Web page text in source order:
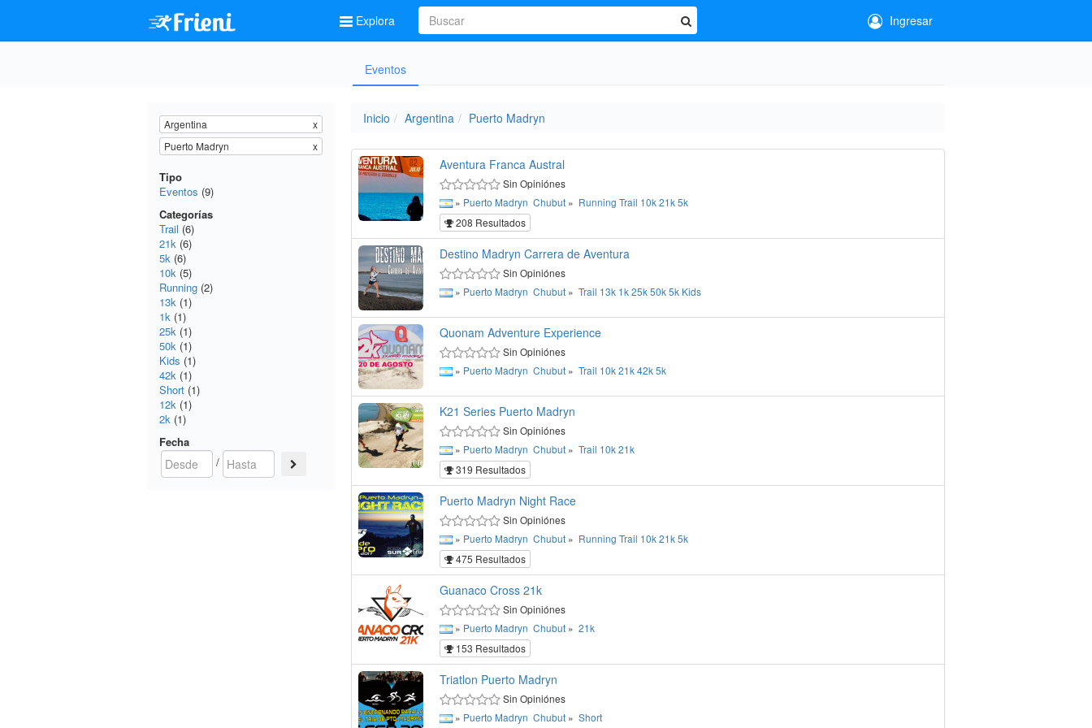
Explora Ingresar
Eventos
Argentina
x
Puerto Madryn
x
Tipo
Eventos (9)
Categorías
Trail (6)
21k (6)
5k (6)
10k (5)
Running (2)
13k (1)
1k (1)
25k (1)
50k (1)
Kids (1)
42k (1)
Short (1)
12k (1)
2k (1)
Fecha
/
Inicio Argentina Puerto Madryn
Aventura Franca Austral
Sin Opiniónes
» Puerto Madryn Chubut» Running Trail 10k 21k 5k
208 Resultados
Destino Madryn Carrera de Aventura
Sin Opiniónes
» Puerto Madryn Chubut» Trail 13k 1k 25k 50k 5k Kids
Quonam Adventure Experience
Sin Opiniónes
» Puerto Madryn Chubut» Trail 10k 21k 42k 5k
K21 Series Puerto Madryn
Sin Opiniónes
» Puerto Madryn Chubut» Trail 10k 21k
319 Resultados
Puerto Madryn Night Race
Sin Opiniónes
» Puerto Madryn Chubut» Running Trail 10k 21k 5k
475 Resultados
Guanaco Cross 21k
Sin Opiniónes
» Puerto Madryn Chubut» 21k
153 Resultados
Triatlon Puerto Madryn
Sin Opiniónes
» Puerto Madryn Chubut» Short